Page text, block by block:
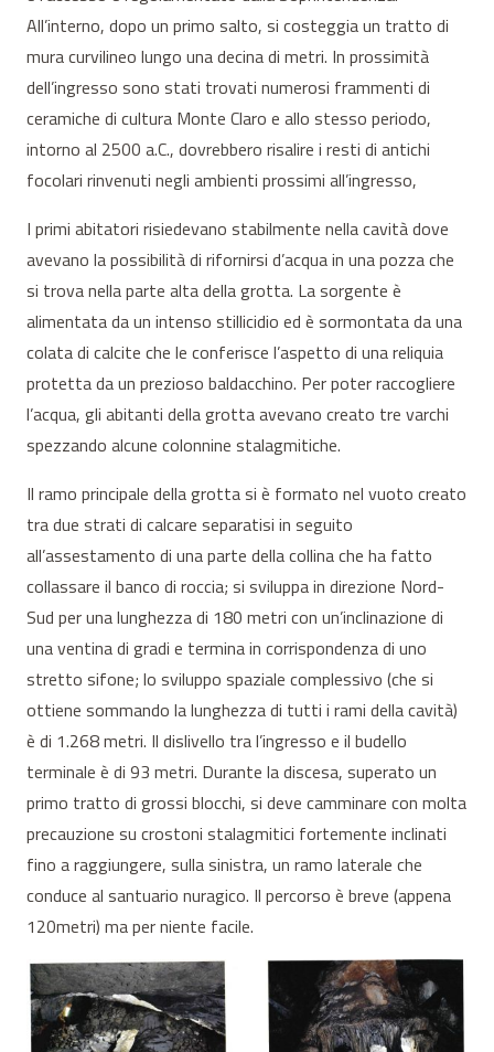
All’interno, dopo un primo salto, si costeggia un tratto di
mura curvilineo lungo una decina di metri. In prossimità
dell’ingresso sono stati trovati numerosi frammenti di
ceramiche di cultura Monte Claro e allo stesso periodo,
intorno al 2500 a.C., dovrebbero risalire i resti di antichi
focolari rinvenuti negli ambienti prossimi all’ingresso,
I primi abitatori risiedevano stabilmente nella cavità dove
avevano la possibilità di rifornirsi d’acqua in una pozza che
si trova nella parte alta della grotta. La sorgente è
alimentata da un intenso stillicidio ed è sormontata da una
colata di calcite che le conferisce l’aspetto di una reliquia
protetta da un prezioso baldacchino. Per poter raccogliere
l’acqua, gli abitanti della grotta avevano creato tre varchi
spezzando alcune colonnine stalagmitiche.
Il ramo principale della grotta si è formato nel vuoto creato
tra due strati di calcare separatisi in seguito
all’assestamento di una parte della collina che ha fatto
collassare il banco di roccia; si sviluppa in direzione Nord-
Sud per una lunghezza di 180 metri con un’inclinazione di
una ventina di gradi e termina in corrispondenza di uno
stretto sifone; lo sviluppo spaziale complessivo (che si
ottiene sommando la lunghezza di tutti i rami della cavità)
è di 1.268 metri. Il dislivello tra l’ingresso e il budello
terminale è di 93 metri. Durante la discesa, superato un
primo tratto di grossi blocchi, si deve camminare con molta
precauzione su crostoni stalagmitici fortemente inclinati
fino a raggiungere, sulla sinistra, un ramo laterale che
conduce al santuario nuragico. Il percorso è breve (appena
120metri) ma per niente facile.